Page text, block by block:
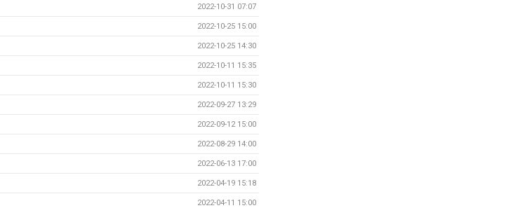
2022-10-31 07:07
2022-10-25 15:00
2022-10-25 14:30
2022-10-11 15:35
2022-10-11 15:30
2022-09-27 13:29
2022-09-12 15:00
2022-08-29 14:00
2022-06-13 17:00
2022-04-19 15:18
2022-04-11 15:00